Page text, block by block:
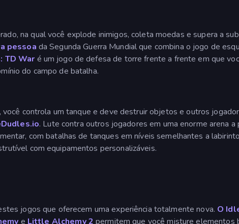
na qual você explode inimigos, coleta moedas e supera a
pessoa da Segunda Guerra Mundial que combina o jogo de
TD War é um jogo de defesa de torre frente a frente em que
do campo de batalha.
controla um tanque e deve destruir objetos e outros
. Lute contra outros jogadores em uma enorme arena a
com batalhas de tanques em níveis semelhantes a
com equipamentos personalizáveis.
jogos que oferecem uma experiência totalmente nova. O
e Little Alchemy 2 permitem que você misture elementos